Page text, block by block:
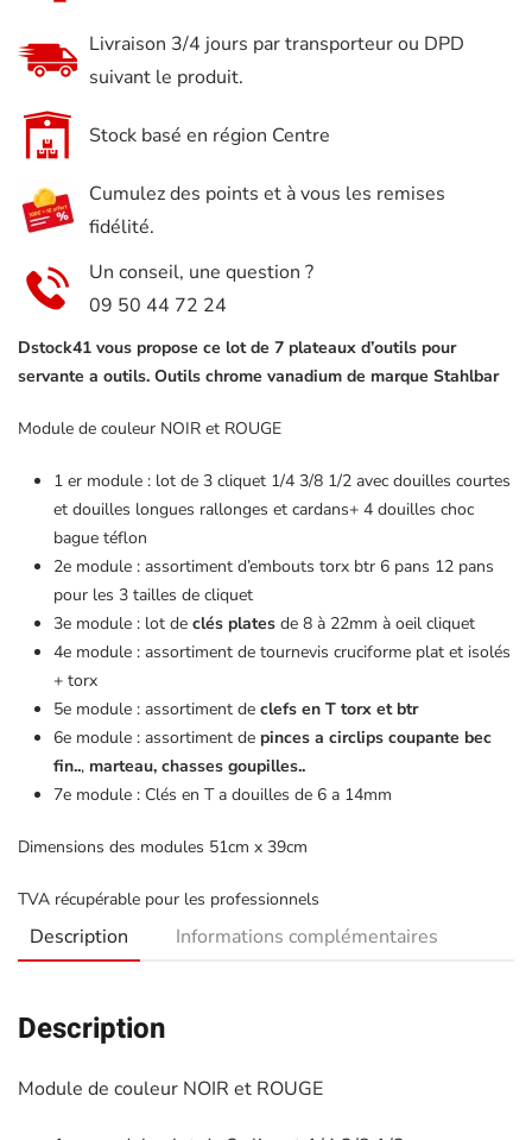
Livraison 3/4 jours par transporteur ou DPD
suivant le produit.
Stock basé en région Centre
Cumulez des points et à vous les remises
fidélité.
Un conseil, une question ?
09 50 44 72 24
Dstock41 vous propose ce lot de 7 plateaux d’outils pour
servante a outils. Outils chrome vanadium de marque Stahlbar
Module de couleur NOIR et ROUGE
1 er module : lot de 3 cliquet 1/4 3/8 1/2 avec douilles courtes
et douilles longues rallonges et cardans+ 4 douilles choc
bague téflon
2e module : assortiment d’embouts torx btr 6 pans 12 pans
pour les 3 tailles de cliquet
3e module : lot de clés plates de 8 à 22mm à oeil cliquet
4e module : assortiment de tournevis cruciforme plat et isolés
+ torx
5e module : assortiment de clefs en T torx et btr
6e module : assortiment de pinces a circlips coupante bec
fin.., marteau, chasses goupilles..
7e module : Clés en T a douilles de 6 a 14mm
Dimensions des modules 51cm x 39cm
TVA récupérable pour les professionnels
Description Informations complémentaires
Description
Module de couleur NOIR et ROUGE